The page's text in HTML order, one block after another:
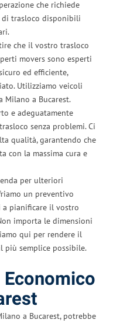
che richiede
di trasloco disponibili
che il vostro trasloco
movers sono esperti
ed efficiente,
Utilizziamo veicoli
a Bucarest.
e adeguatamente
senza problemi. Ci
qualità, garantendo che
con la massima cura e
per ulteriori
un preventivo
pianificare il vostro
importa le dimensioni
qui per rendere il
più semplice possibile.
a Bucarest, potrebbe